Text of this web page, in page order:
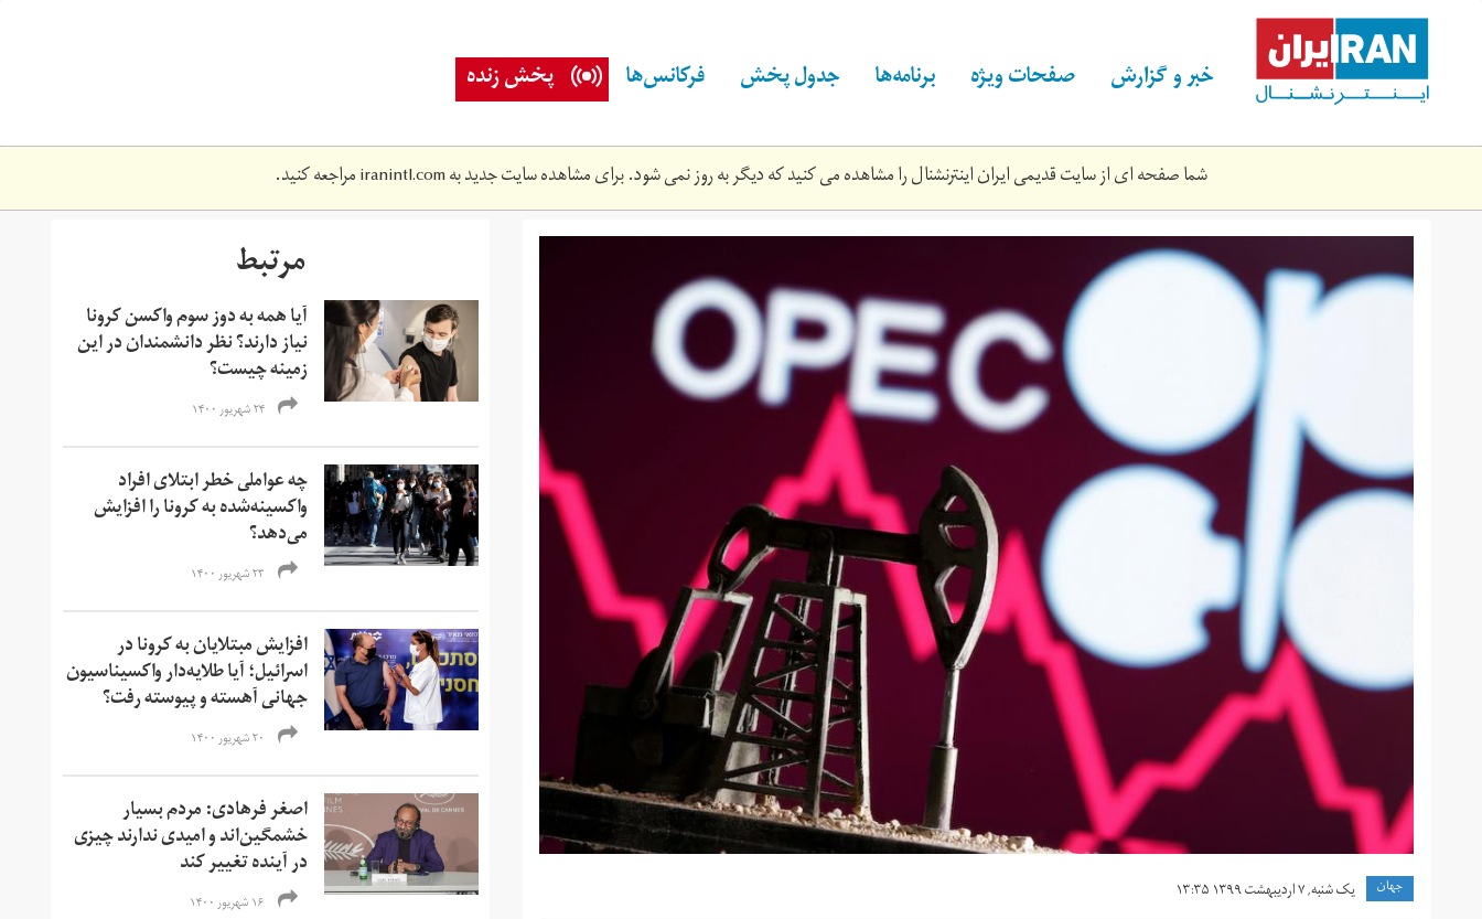
content خبر و گزارش صفحات ویژه برنامه‌ها جدول پخش فرکانس‌ها پخش زنده
شما صفحه ای از سایت قدیمی ایران اینترنشنال را مشاهده می کنید که دیگر به روز نمی شود. برای مشاهده سایت جدید بهiranintl.comمراجعه کنید.
2020-
04-
14t204956z_1172511580_rc2k4g96x89k_rtrmadp_3_global-
oil714d189f76aca199c03f2c3ce7c24331b22e4d1e45d239173b89b0d7db98333e.jpg
جهان یک شنبه, ۷ اردیبهشت ۱۳۹۹ ۱۳:۳۵
مرتبط
آیا همه به دوز سوم واکسن کرونا
نیاز دارند؟ نظر دانشمندان در این
زمینه چیست؟
۲۴ شهریور ۱۴۰۰
چه عواملی خطر ابتلای افراد
واکسینه‌شده به کرونا را افزایش
می‌دهد؟
۲۳ شهریور ۱۴۰۰
افزایش مبتلایان به کرونا در
اسرائیل؛ آیا طلایه‌دار واکسیناسیون
جهانی آهسته و پیوسته رفت؟
۲۰ شهریور ۱۴۰۰
اصغر فرهادی: مردم بسیار
خشمگین‌‌اند و امیدی ندارند چیزی
در آینده تغییر کند
۱۶ شهریور ۱۴۰۰